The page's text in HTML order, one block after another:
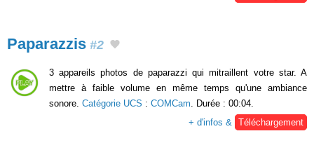
Paparazzis #2
3 appareils photos de paparazzi qui mitraillent votre star. A
mettre à faible volume en même temps qu'une ambiance
sonore. Catégorie UCS : COMCam . Durée : 00:04.
+ d'infos &
Téléchargement